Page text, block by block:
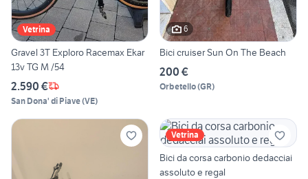
Vetrina
Gravel 3T Exploro Racemax Ekar
13v TG M /54
2.590 €
San Dona' di Piave(VE)
6
Bici cruiser Sun On The Beach
200 €
Orbetello(GR)
Vetrina
Bici da corsa carbonio dedacciai
assoluto e regal